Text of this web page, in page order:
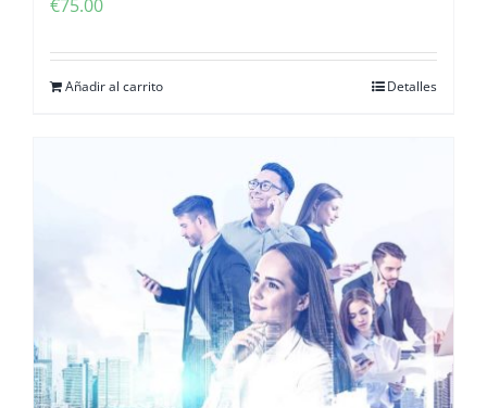
€75.00
Añadir al carrito Detalles